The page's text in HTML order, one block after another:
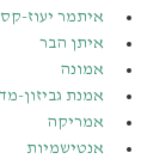
איתמר יעוז-קסט
איתן הבר
אמונה
אמנת גביזון-מדן
אמריקה
אנטישמיות